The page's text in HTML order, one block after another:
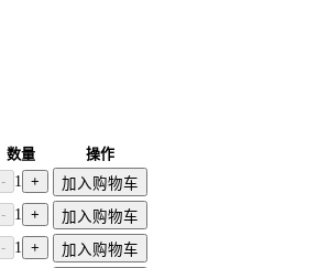
数量
操作
- 1 +
加入购物车
- 1 +
加入购物车
- 1 +
加入购物车